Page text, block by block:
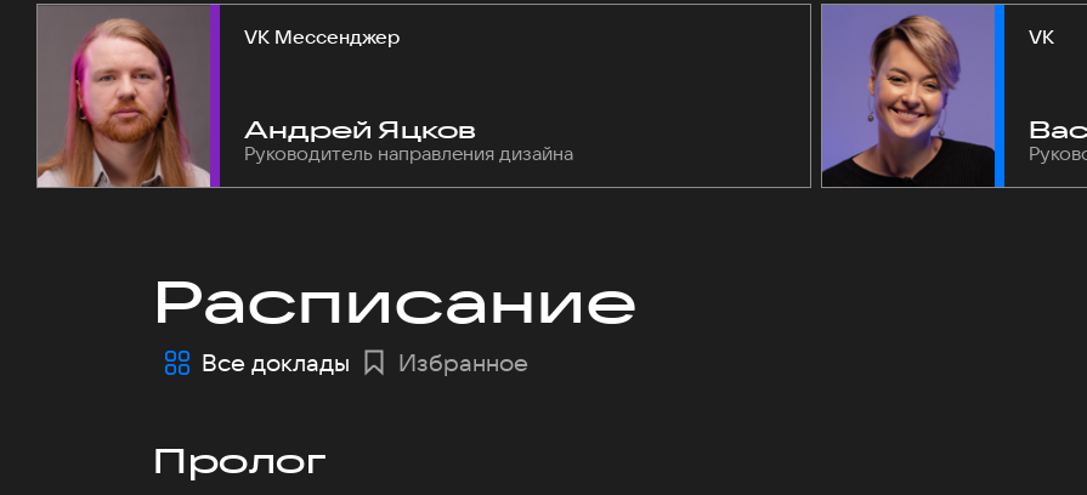
VK Мессенджер
Андрей Яцков
Руководитель направления дизайна
VK
Расписание
Все доклады Избранное
Пролог